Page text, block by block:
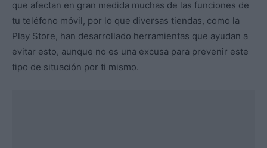
que afectan en gran medida muchas de las funciones de
tu teléfono móvil, por lo que diversas tiendas, como la
Play Store, han desarrollado herramientas que ayudan a
evitar esto, aunque no es una excusa para prevenir este
tipo de situación por ti mismo.